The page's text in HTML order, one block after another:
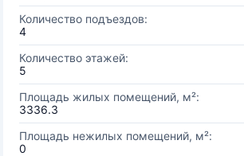
Количество подъездов:
4
Количество этажей:
5
Площадь жилых помещений, м²:
3336.3
Площадь нежилых помещений, м²:
0